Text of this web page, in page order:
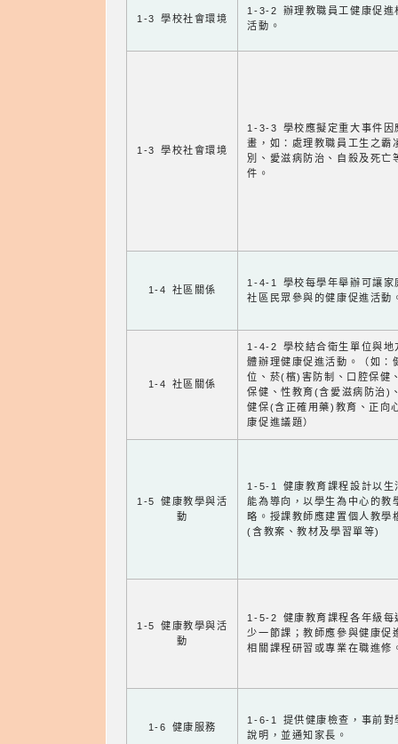
1-3 學校社會環境
1-3-2 辦理教職員工健康促進
活動。
1-3 學校社會環境
1-3-3 學校應擬定重大事件因
畫，如：處理教職員工生之霸
別、愛滋病防治、自殺及死亡
件。
1-4 社區關係
1-4-1 學校每學年舉辦可讓家
社區民眾參與的健康促進活動
1-4 社區關係
1-4-2 學校結合衛生單位與地
體辦理健康促進活動。（如：
位、菸(檳)害防制、口腔保健
保健、性教育(含愛滋病防治)
健保(含正確用藥)教育、正向
康促進議題）
1-5 健康教學與活
動
1-5-1 健康教育課程設計以生
能為導向，以學生為中心的教
略。授課教師應建置個人教學
(含教案、教材及學習單等)
1-5 健康教學與活
動
1-5-2 健康教育課程各年級每
少一節課；教師應參與健康促
相關課程研習或專業在職進修
1-6 健康服務
1-6-1 提供健康檢查，事前對
說明，並通知家長。